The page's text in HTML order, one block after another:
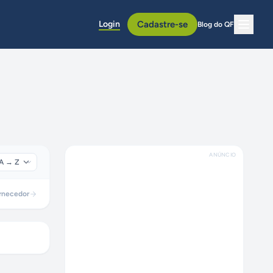
Login Cadastre-se Blog do QF
ANÚNCIO